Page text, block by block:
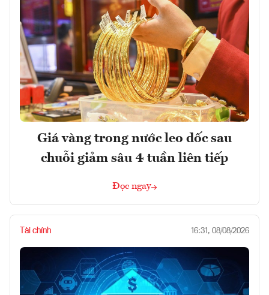
Giá vàng trong nước leo dốc sau
chuỗi giảm sâu 4 tuần liên tiếp
Đọc ngay
Tài chính 16:31, 08/08/2026